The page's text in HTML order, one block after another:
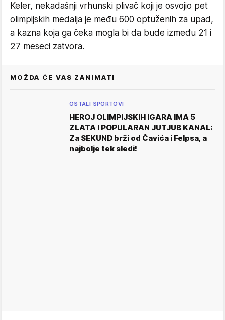
Keler, nekadašnji vrhunski plivač koji je osvojio pet
olimpijskih medalja je među 600 optuženih za upad,
a kazna koja ga čeka mogla bi da bude između 21 i
27 meseci zatvora.
MOŽDA ĆE VAS ZANIMATI
OSTALI SPORTOVI
HEROJ OLIMPIJSKIH IGARA IMA 5
ZLATA I POPULARAN JUTJUB KANAL:
Za SEKUND brži od Čavića i Felpsa, a
najbolje tek sledi!